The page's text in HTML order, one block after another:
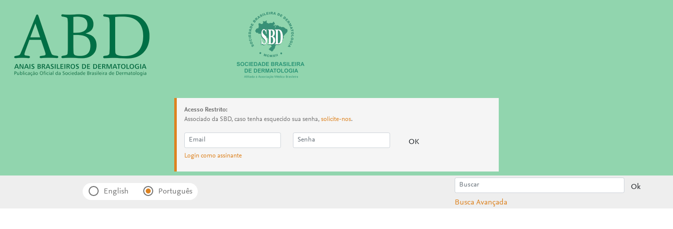
Acesso Restrito:
Associado da SBD, caso tenha esquecido sua senha, solicite-nos.
Login como assinante
English Português
Ok
Busca Avançada